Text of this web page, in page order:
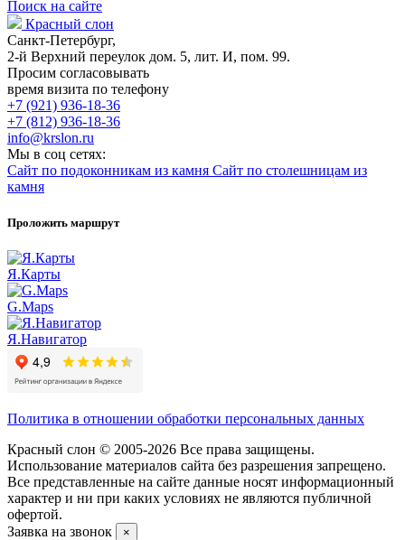
Поиск на сайте
Красный слон
Санкт-Петербург,
2-й Верхний переулок дом. 5, лит. И, пом. 99.
Просим согласовывать
время визита по телефону
+7 (921) 936-18-36
+7 (812) 936-18-36
info@krslon.ru
Мы в соц сетях:
Сайт по подоконникам из камня Сайт по столешницам из
камня
Проложить маршрут
Я.Карты
G.Maps
Я.Навигатор
Политика в отношении обработки персональных данных
Красный слон © 2005-2026 Все права защищены.
Использование материалов сайта без разрешения запрещено.
Все представленные на сайте данные носят информационный
характер и ни при каких условиях не являются публичной
офертой.
Заявка на звонок
×